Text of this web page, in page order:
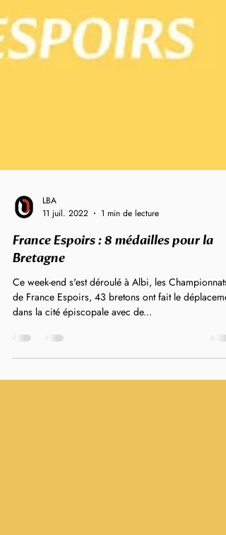
LBA
11 juil. 2022
France Espoirs : 8 médailles pour la
Bretagne
Ce week-end s'est déroulé à Albi, les Championnats
de France Espoirs, 43 bretons ont fait le